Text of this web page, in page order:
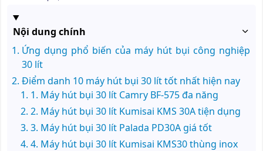
Nội dung chính
Ứng dụng phổ biến của máy hút bụi công nghiệp
30 lít
Điểm danh 10 máy hút bụi 30 lít tốt nhất hiện nay
1. Máy hút bụi 30 lít Camry BF-575 đa năng
2. Máy hút bụi 30 lít Kumisai KMS 30A tiện dụng
3. Máy hút bụi 30 lít Palada PD30A giá tốt
4. Máy hút bụi 30 lít Kumisai KMS30 thùng inox